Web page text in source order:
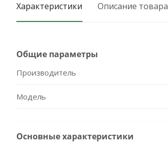
Характеристики Описание товара
Общие параметры
Производитель
Модель
Основные характеристики